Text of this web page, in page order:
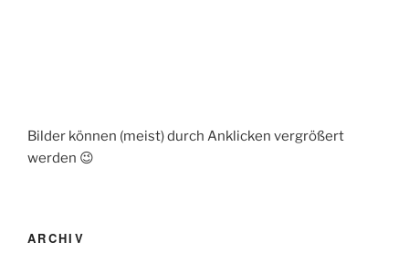
Bilder können (meist) durch Anklicken vergrößert
werden 😉
ARCHIV